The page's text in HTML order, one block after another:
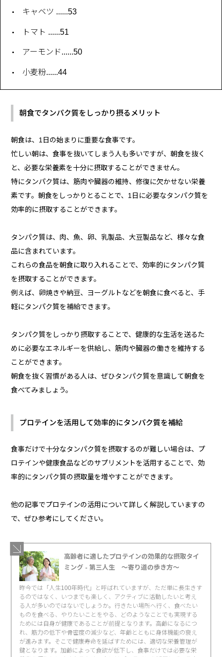
キャベツ ......53
トマト ......51
アーモンド......50
小麦粉......44
朝食でタンパク質をしっかり摂るメリット
朝食は、1日の始まりに重要な食事です。
忙しい朝は、食事を抜いてしまう人も多いですが、朝食を抜く
と、必要な栄養素を十分に摂取することができません。
特にタンパク質は、筋肉や臓器の維持、修復に欠かせない栄養
素です。朝食をしっかりとることで、1日に必要なタンパク質を
効率的に摂取することができます。
タンパク質は、肉、魚、卵、乳製品、大豆製品など、様々な食
品に含まれています。
これらの食品を朝食に取り入れることで、効率的にタンパク質
を摂取することができます。
例えば、卵焼きや納豆、ヨーグルトなどを朝食に食べると、手
軽にタンパク質を補給できます。
タンパク質をしっかり摂取することで、健康的な生活を送るた
めに必要なエネルギーを供給し、筋肉や臓器の働きを維持する
ことができます。
朝食を抜く習慣がある人は、ぜひタンパク質を意識して朝食を
食べてみましょう。
プロテインを活用して効率的にタンパク質を補給
食事だけで十分なタンパク質を摂取するのが難しい場合は、プ
ロテインや健康食品などのサプリメントを活用することで、効
率的にタンパク質の摂取量を増やすことができます。
他の記事でプロテインの活用について詳しく解説していますの
で、ぜひ参考にしてください。
高齢者に適したプロテインの効果的な摂取タイ
ミング - 第三人生 〜寄り道の歩き方〜
昨今では「人生100年時代」と呼ばれていますが、ただ単に長生きす
るのではなく、いつまでも楽しく、アクティブに活動したいと考え
る人が多いのではないでしょうか。行きたい場所へ行く、食べたい
ものを食べる、やりたいことをやる、どのようなことでも実現する
ためには自身が健康であることが前提となります。高齢になるにつ
れ、筋力の低下や骨密度の減少など、年齢とともに身体機能の衰え
が進みます。そこで健康寿命を延ばすためには、適切な栄養管理が
鍵となります。加齢によって食欲が低下し、食事だけでは必要な栄